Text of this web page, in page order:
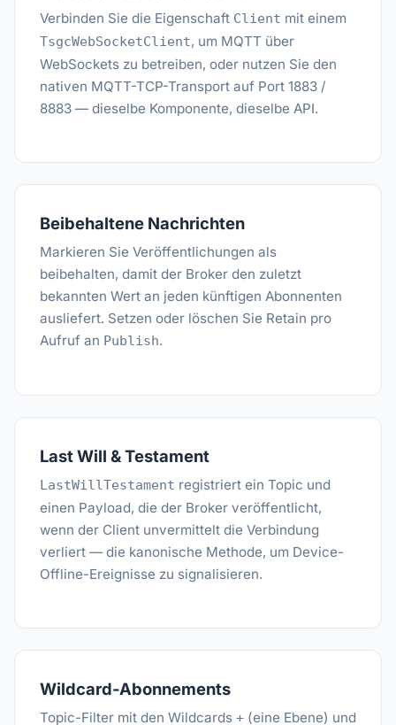
Verbinden Sie die Eigenschaft Client mit einem
TsgcWebSocketClient, um MQTT über
WebSockets zu betreiben, oder nutzen Sie den
nativen MQTT-TCP-Transport auf Port 1883 /
8883 — dieselbe Komponente, dieselbe API.
Beibehaltene Nachrichten
Markieren Sie Veröffentlichungen als
beibehalten, damit der Broker den zuletzt
bekannten Wert an jeden künftigen Abonnenten
ausliefert. Setzen oder löschen Sie Retain pro
Aufruf an Publish.
Last Will & Testament
LastWillTestament registriert ein Topic und
einen Payload, die der Broker veröffentlicht,
wenn der Client unvermittelt die Verbindung
verliert — die kanonische Methode, um Device-
Offline-Ereignisse zu signalisieren.
Wildcard-Abonnements
Topic-Filter mit den Wildcards + (eine Ebene) und